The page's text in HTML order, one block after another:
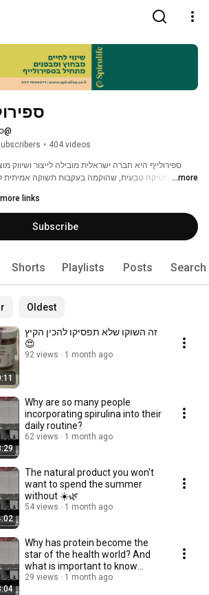
• 404 videos
...more
links
Subscribe
Shorts Playlists Posts Search
Oldest
זה השוקו שלא תפסיקו להכין הקיץ
😍
92 views 1 month ago
Why are so many people
incorporating spirulina into their
daily routine?
62 views 1 month ago
The natural product you won't
want to spend the summer
without ☀️🌿
54 views 1 month ago
Why has protein become the
star of the health world? And
what is important to know
about vegan pr...
29 views 1 month ago